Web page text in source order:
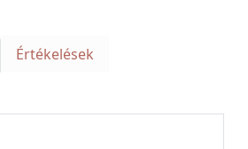
Értékelések